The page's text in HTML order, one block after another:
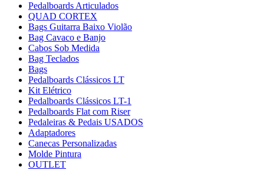
Pedalboards Articulados
QUAD CORTEX
Bags Guitarra Baixo Violão
Bag Cavaco e Banjo
Cabos Sob Medida
Bag Teclados
Bags
Pedalboards Clássicos LT
Kit Elétrico
Pedalboards Clássicos LT-1
Pedalboards Flat com Riser
Pedaleiras & Pedais USADOS
Adaptadores
Canecas Personalizadas
Molde Pintura
OUTLET